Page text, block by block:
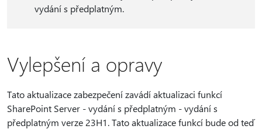
vydání s předplatným.
Vylepšení a opravy
Tato aktualizace zabezpečení zavádí aktualizaci funkcí
SharePoint Server - vydání s předplatným - vydání s
předplatným verze 23H1. Tato aktualizace funkcí bude od teď